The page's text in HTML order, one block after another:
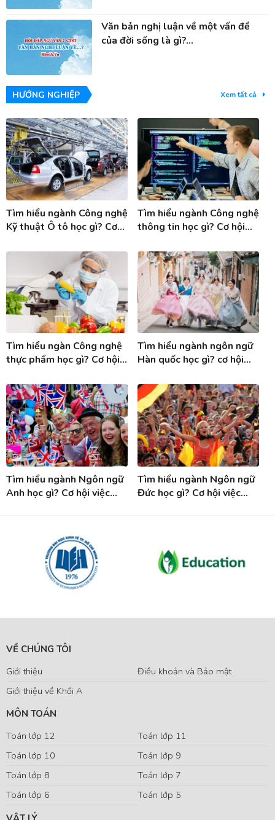
Văn bản nghị luận về một vấn đề
của đời sống là gì?...
HƯỚNG NGHIỆP Xem tất cả
Tìm hiểu ngành Công nghệ
Kỹ thuật Ô tô học gì? Cơ
nghệ KT ô tô
Tìm hiểu ngành Công nghệ
thông tin học gì? Cơ hội
thông tin
Tìm hiểu ngàn Công nghệ
thực phẩm học gì? Cơ hội
thực phẩm
Tìm hiểu ngành ngôn ngữ
Hàn quốc học gì? cơ hội
ngành Tiếng Hàn
Tìm hiểu ngành Ngôn ngữ
Anh học gì? Cơ hội việc
Tìm hiểu ngành Ngôn ngữ
Đức học gì? Cơ hội việc
VỀ CHÚNG TÔI
Giới thiệu
Điều khoản và Bảo mật
Giới thiệu về Khối A
MÔN TOÁN
Toán lớp 12
Toán lớp 11
Toán lớp 10
Toán lớp 9
Toán lớp 8
Toán lớp 7
Toán lớp 6
Toán lớp 5